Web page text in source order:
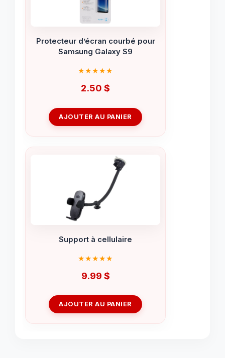
Protecteur d’écran courbé pour
Samsung Galaxy S9
2.50 $
AJOUTER AU PANIER
Support à cellulaire
9.99 $
AJOUTER AU PANIER